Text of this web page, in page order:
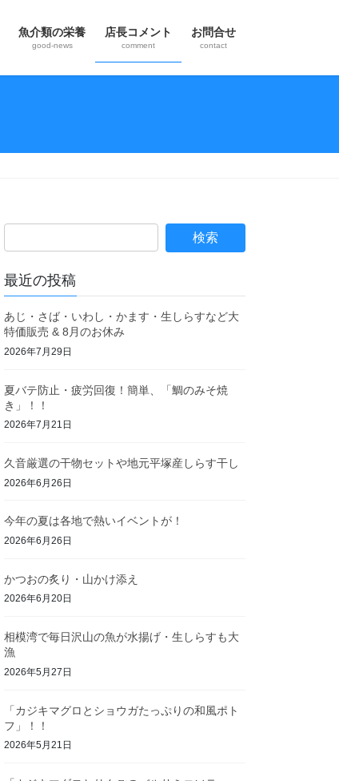
魚介類の栄養
good-news
店長コメント
comment
お問合せ
contact
最近の投稿
あじ・さば・いわし・かます・生しらすなど大
特価販売 & 8月のお休み
2026年7月29日
夏バテ防止・疲労回復！簡単、「鯛のみそ焼
き」！！
2026年7月21日
久音厳選の干物セットや地元平塚産しらす干し
2026年6月26日
今年の夏は各地で熱いイベントが！
2026年6月26日
かつおの炙り・山かけ添え
2026年6月20日
相模湾で毎日沢山の魚が水揚げ・生しらすも大
漁
2026年5月27日
「カジキマグロとショウガたっぷりの和風ポト
フ」！！
2026年5月21日